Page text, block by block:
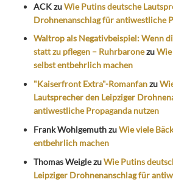
ACKzuWie Putins deutsche
Drohnenanschlag für antiwestliche
Waltrop als Negativbeispiel: Wenn
statt zu pflegen – RuhrbaronezuWie
selbst entbehrlich machen
"Kaiserfront Extra"-Romanfanzu
Lautsprecher den Leipziger
antiwestliche Propaganda nutzen
Frank WohlgemuthzuWie viele
entbehrlich machen
Thomas WeiglezuWie Putins
Leipziger Drohnenanschlag für